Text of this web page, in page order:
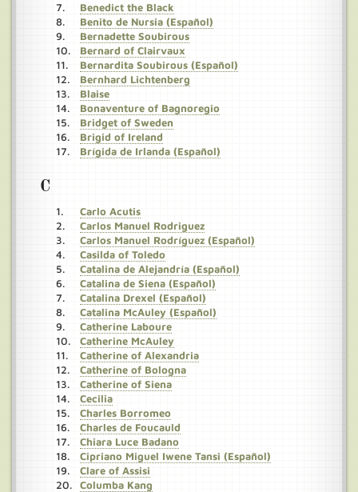
Benedict the Black
Benito de Nursia (Español)
Bernadette Soubirous
Bernard of Clairvaux
Bernardita Soubirous (Español)
Bernhard Lichtenberg
Blaise
Bonaventure of Bagnoregio
Bridget of Sweden
Brigid of Ireland
Brígida de Irlanda (Español)
C
Carlo Acutis
Carlos Manuel Rodriguez
Carlos Manuel Rodríguez (Español)
Casilda of Toledo
Catalina de Alejandría (Español)
Catalina de Siena (Español)
Catalina Drexel (Español)
Catalina McAuley (Español)
Catherine Laboure
Catherine McAuley
Catherine of Alexandria
Catherine of Bologna
Catherine of Siena
Cecilia
Charles Borromeo
Charles de Foucauld
Chiara Luce Badano
Cipriano Miguel Iwene Tansi (Español)
Clare of Assisi
Columba Kang